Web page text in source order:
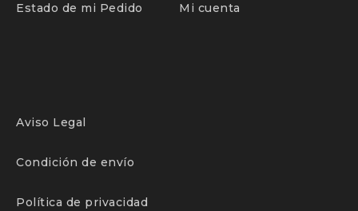
Estado de mi Pedido Mi cuenta
Aviso Legal
Condición de envío
Política de privacidad